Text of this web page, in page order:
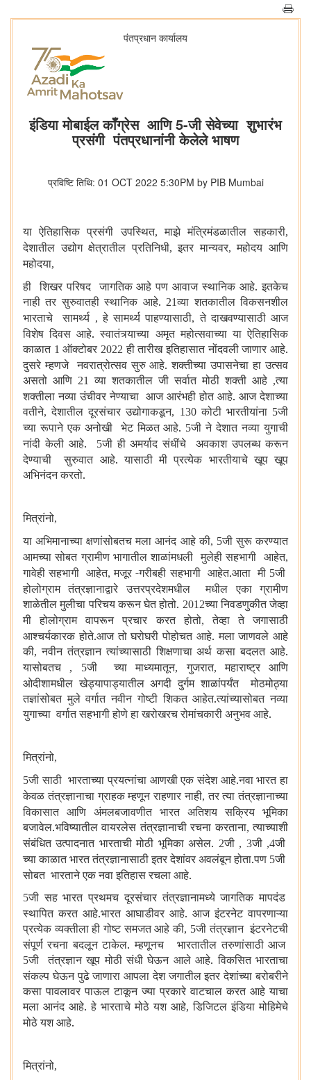
पंतप्रधान कार्यालय
इंडिया मोबाईल कॉँग्रेस आणि 5-जी सेवेच्या शुभारंभ
प्रसंगी पंतप्रधानांनी केलेले भाषण
प्रविष्टि तिथि: 01 OCT 2022 5:30PM by PIB Mumbai
या ऐतिहासिक प्रसंगी उपस्थित,माझे मंत्रिमंडळातील सहकारी,
देशातील उद्योग क्षेत्रातील प्रतिनिधी,इतर मान्यवर,महोदय आणि
महोदया,
ही शिखर परिषद जागतिक आहे पण आवाज स्थानिक आहे. इतकेच
नाही तर सुरुवातही स्थानिक आहे.21व्या शतकातील विकसनशील
भारताचे सामर्थ्य ,हे सामर्थ्य पाहण्यासाठी,ते दाखवण्यासाठी आज
विशेष दिवस आहे. स्वातंत्र्याच्या अमृत महोत्सवाच्या या ऐतिहासिक
काळात 1 ऑक्टोबर2022 ही तारीख इतिहासात नोंदवली जाणार आहे.
दुसरे म्हणजे नवरात्रोत्सव सुरु आहे. शक्तीच्या उपासनेचा हा उत्सव
असतो आणि 21 व्या शतकातील जी सर्वात मोठी शक्ती आहे ,त्या
शक्तीला नव्या उंचीवर नेण्याचा आज आरंभही होत आहे. आज देशाच्या
वतीने,देशातील दूरसंचार उद्योगाकडून, 130कोटी भारतीयांना 5जी
च्या रूपाने एक अनोखी भेट मिळत आहे. 5जी ने देशात नव्या युगाची
नांदी केली आहे.
5जी ही अमर्याद संधींचे अवकाश उपलब्ध करून
देण्याची सुरुवात आहे. यासाठी मी प्रत्येक भारतीयाचे खूप खूप
अभिनंदन करतो.
मित्रांनो,
या अभिमानाच्या क्षणांसोबतच मला आनंद आहे की, 5जी सुरू करण्यात
आमच्या सोबत ग्रामीण भागातील शाळांमधली मुलेही सहभागी आहेत,
गावेही सहभागी आहेत,मजूर -गरीबही सहभागी आहेत.आता मी 5जी
होलोग्राम तंत्रज्ञानाद्वारे उत्तरप्रदेशमधील मधील एका ग्रामीण
शाळेतील मुलीचा परिचय करून घेत होतो. 2012च्या निवडणुकीत जेव्हा
मी होलोग्राम वापरून प्रचार करत होतो,तेव्हा ते जगासाठी
आश्चर्यकारक होते.आज तो घरोघरी पोहोचत आहे. मला जाणवले आहे
की,नवीन तंत्रज्ञान त्यांच्यासाठी शिक्षणाचा अर्थ कसा बदलत आहे.
यासोबतच
, 5जी च्या माध्यमातून,गुजरात,महाराष्ट्र आणि
ओदीशामधील खेड्यापाड्यातील अगदी दुर्गम शाळांपर्यंत मोठमोठ्या
तज्ञांसोबत मुले वर्गात नवीन गोष्टी शिकत आहेत.त्यांच्यासोबत नव्या
युगाच्या वर्गात सहभागी होणे हा खरोखरच रोमांचकारी अनुभव आहे.
मित्रांनो,
5जी साठी भारताच्या प्रयत्नांचा आणखी एक संदेश आहे.नवा भारत हा
केवळ तंत्रज्ञानाचा ग्राहक म्हणून राहणार नाही,तर त्या तंत्रज्ञानाच्या
विकासात आणि अंमलबजावणीत भारत अतिशय सक्रिय भूमिका
बजावेल.भविष्यातील वायरलेस तंत्रज्ञानाची रचना करताना,त्याच्याशी
संबंधित उत्पादनात भारताची मोठी भूमिका असेल. 2जी , 3जी ,4जी
च्या काळात भारत तंत्रज्ञानासाठी इतर देशांवर अवलंबून होता.पण 5जी
सोबत भारताने एक नवा इतिहास रचला आहे.
5जी सह भारत प्रथमच दूरसंचार तंत्रज्ञानामध्ये जागतिक मापदंड
स्थापित करत आहे.भारत आघाडीवर आहे. आज इंटरनेट वापरणाऱ्या
प्रत्येक व्यक्तीला ही गोष्ट समजत आहे की, 5जी तंत्रज्ञान इंटरनेटची
संपूर्ण रचना बदलून टाकेल. म्हणूनच भारतातील तरुणांसाठी आज
5जी तंत्रज्ञान खूप मोठी संधी घेऊन आले आहे. विकसित भारताचा
संकल्प घेऊन पुढे जाणारा आपला देश जगातील इतर देशांच्या बरोबरीने
कसा पावलावर पाऊल टाकून ज्या प्रकारे वाटचाल करत आहे याचा
मला आनंद आहे. हे भारताचे मोठे यश आहे,डिजिटल इंडिया मोहिमेचे
मोठे यश आहे.
मित्रांनो,